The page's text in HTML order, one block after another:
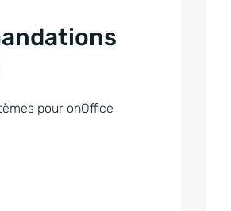
pour onOffice